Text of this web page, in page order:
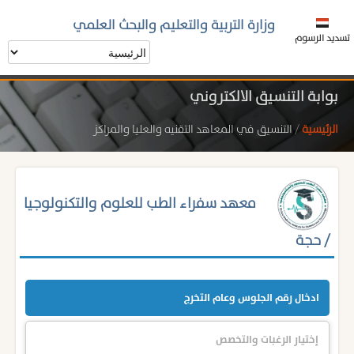
تسديد الرسوم
وزارة التربية والتعليم والبحث العلمي
بوابة التنسيق الالكتروني
الرئيسية/التنسيق في المعاهد التقنيه والعليا والمراكز
معهد سفراء الطب للعلوم والتكنولوجيا
/ حجة
ادخال رقم الجلوس وعام التخرج
إختيار الرغبات والتخصص